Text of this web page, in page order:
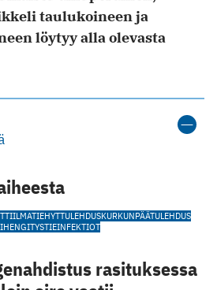
taulukoineen ja
löytyy alla olevasta
ILMATIEHYTTULEHDUSKURKUNPÄÄTULEHDUS
HENGITYSTIEINFEKTIOT
rasituksessa